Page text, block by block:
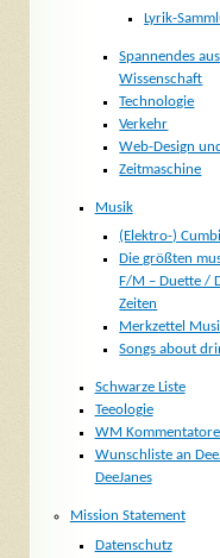
Lyrik-
Spannendes
Wissenschaft
Technologie
Verkehr
Web-Design
Zeitmaschine
Musik
(Elektro-)
Die größten
F/M – Duette /
Zeiten
Merkzettel
Songs about
Schwarze Liste
Teeologie
WM
Wunschliste an
DeeJanes
Mission Statement
Datenschutz